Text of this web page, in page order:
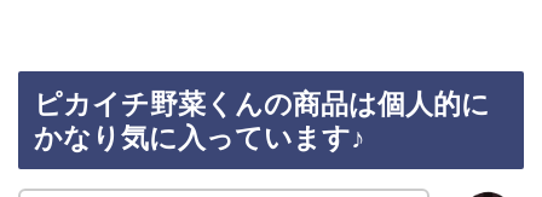
ピカイチ野菜くんの商品は個人的に
かなり気に入っています♪